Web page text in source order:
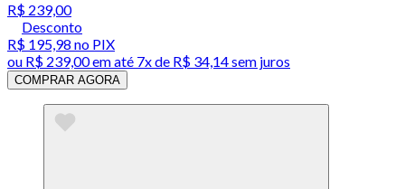
R$ 239,00
Desconto
R$ 195,98 no PIX
ou R$ 239,00em até 7x de R$ 34,14 sem juros
COMPRAR AGORA